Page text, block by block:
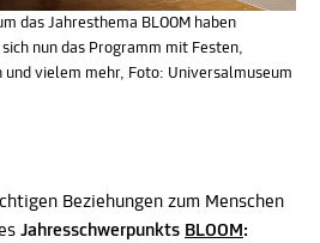
das Jahresthema BLOOM haben
nun das Programm mit Festen,
vielem mehr, Foto: Universalmuseum
Beziehungen zum Menschen
Jahresschwerpunkts BLOOM: